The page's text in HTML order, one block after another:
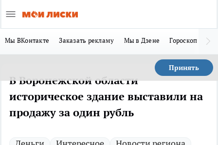
Мы ВКонтакте Заказать рекламу Мы в Дзене Гороскоп
Принять
В Воронежской области
историческое здание выставили на
продажу за один рубль